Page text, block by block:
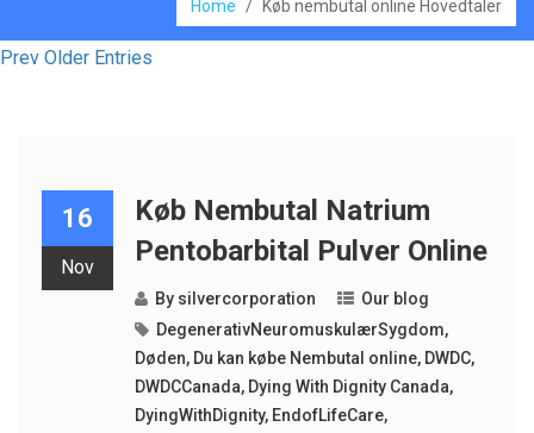
Home / Køb nembutal online Hovedtaler
Prev Older Entries
16
Nov
Køb Nembutal Natrium
Pentobarbital Pulver Online
By silvercorporation
Our blog
DegenerativNeuromuskulærSygdom,
Døden, Du kan købe Nembutal online, DWDC,
DWDCCanada, Dying With Dignity Canada,
DyingWithDignity, EndofLifeCare,